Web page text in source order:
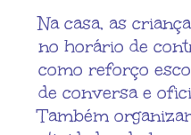
Na casa, as
no horário de
como reforço
de conversa e
Também